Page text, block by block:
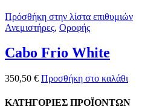
Πρόσθήκη στην λίστα επιθυμιών
Ανεμιστήρες, Οροφής
Cabo Frio White
350,50 € Προσθήκη στο καλάθι
ΚΑΤΗΓΟΡΙΕΣ ΠΡΟΪΟΝΤΩΝ